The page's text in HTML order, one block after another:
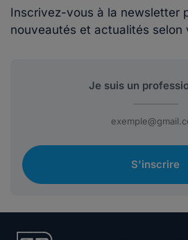
Inscrivez-vous à la newsletter
nouveautés et actualités selon
S'inscrire